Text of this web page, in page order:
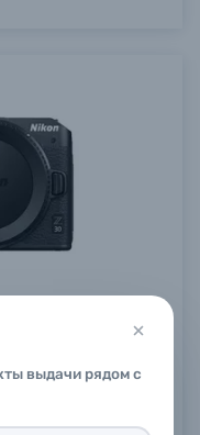
выдачи рядом с
Nikon Z30 Body